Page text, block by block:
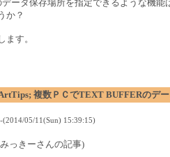
データ保存場所を指定できるような機能
か？
ます。
複数ＰＣでTEXT BUFFERのデ
05/11(Sun) 15:39:15)
っきーさんの記事)